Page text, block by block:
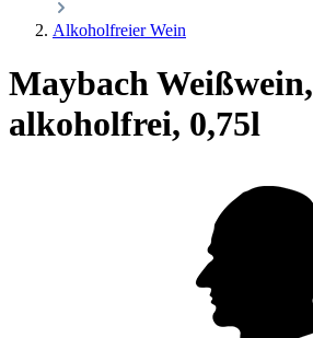
Alkoholfreier Wein
Maybach Weißwein,
alkoholfrei, 0,75l